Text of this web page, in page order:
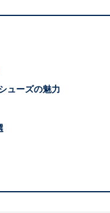
ューズの魅力